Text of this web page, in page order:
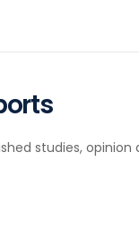
studies,